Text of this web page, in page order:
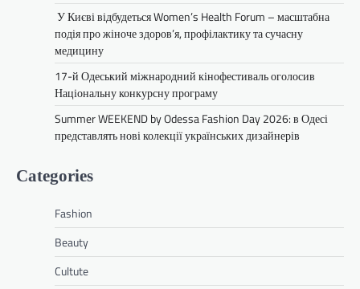
У Києві відбудеться Women’s Health Forum – масштабна
подія про жіноче здоров’я, профілактику та сучасну
медицину
17-й Одеський міжнародний кінофестиваль оголосив
Національну конкурсну програму
Summer WEEKEND by Odessa Fashion Day 2026: в Одесі
представлять нові колекції українських дизайнерів
Categories
Fashion
Beauty
Cultute